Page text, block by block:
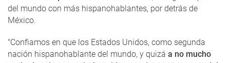
del mundo con más hispanohablantes, por detrás de
México.
"Confiamos en que los Estados Unidos, como segunda
nación hispanohablante del mundo, y quizá a no mucho